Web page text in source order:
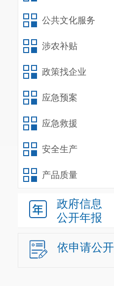
公共文化服务
涉农补贴
政策找企业
应急预案
应急救援
安全生产
产品质量
政府信息
公开年报
依申请公开